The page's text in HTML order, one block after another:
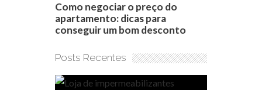
Como negociar o preço do
apartamento: dicas para
conseguir um bom desconto
Posts Recentes